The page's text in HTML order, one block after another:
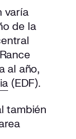
varía
de la
al año,
(EDF).
también